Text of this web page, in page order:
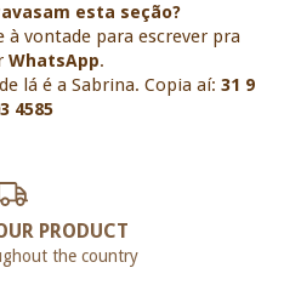
esta seção?
vontade para escrever pra
WhatsApp.
lá é a Sabrina. Copia aí: 31 9
4585
PRODUCT
the country